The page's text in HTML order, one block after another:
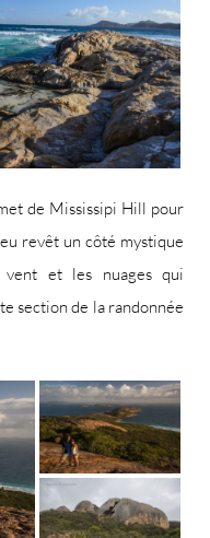
de Mississipi Hill pour
revêt un côté mystique
et les nuages qui
section de la randonnée